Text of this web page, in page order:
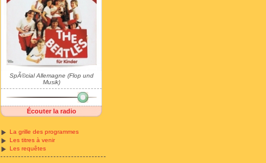
SpÃ©cial Allemagne (Flop und
Musik)
Écouter la radio
La grille des programmes
Les titres à venir
Les requêtes